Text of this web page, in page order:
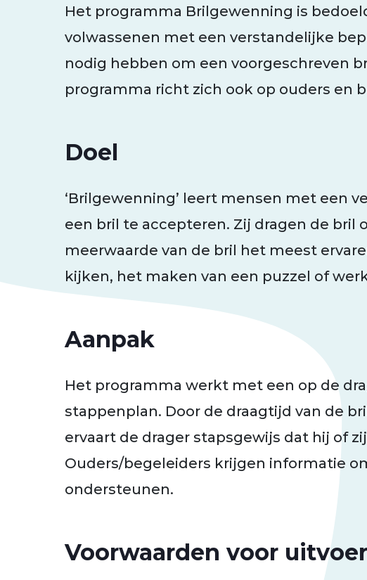
Het programma Brilgewenning is
volwassenen met een verstandelijke
nodig hebben om een voorgeschreven
programma richt zich ook op ouders en
Doel
‘Brilgewenning’ leert mensen met een
een bril te accepteren. Zij dragen de bril
meerwaarde van de bril het meest
kijken, het maken van een puzzel of
Aanpak
Het programma werkt met een op de
stappenplan. Door de draagtijd van de
ervaart de drager stapsgewijs dat hij of
Ouders/begeleiders krijgen informatie
ondersteunen.
Voorwaarden voor